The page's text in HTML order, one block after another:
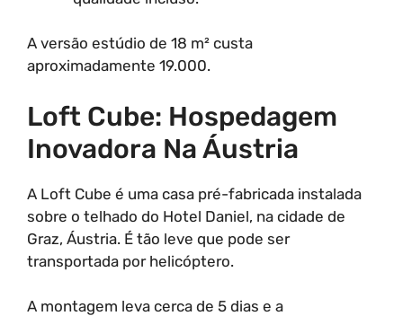
A versão estúdio de 18 m² custa
aproximadamente 19.000.
Loft Cube: Hospedagem
Inovadora Na Áustria
A Loft Cube é uma casa pré-fabricada instalada
sobre o telhado do Hotel Daniel, na cidade de
Graz, Áustria. É tão leve que pode ser
transportada por helicóptero.
A montagem leva cerca de 5 dias e a